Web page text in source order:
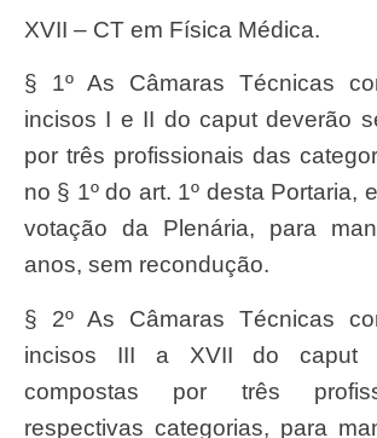
XVII – CT em Física Médica.
§ 1º As Câmaras Técnicas
incisos I e II do caput deverão
por três profissionais das
no § 1º do art. 1º desta Portaria,
votação da Plenária, para
anos, sem recondução.
§ 2º As Câmaras Técnicas
incisos III a XVII do caput
compostas por três
respectivas categorias, para